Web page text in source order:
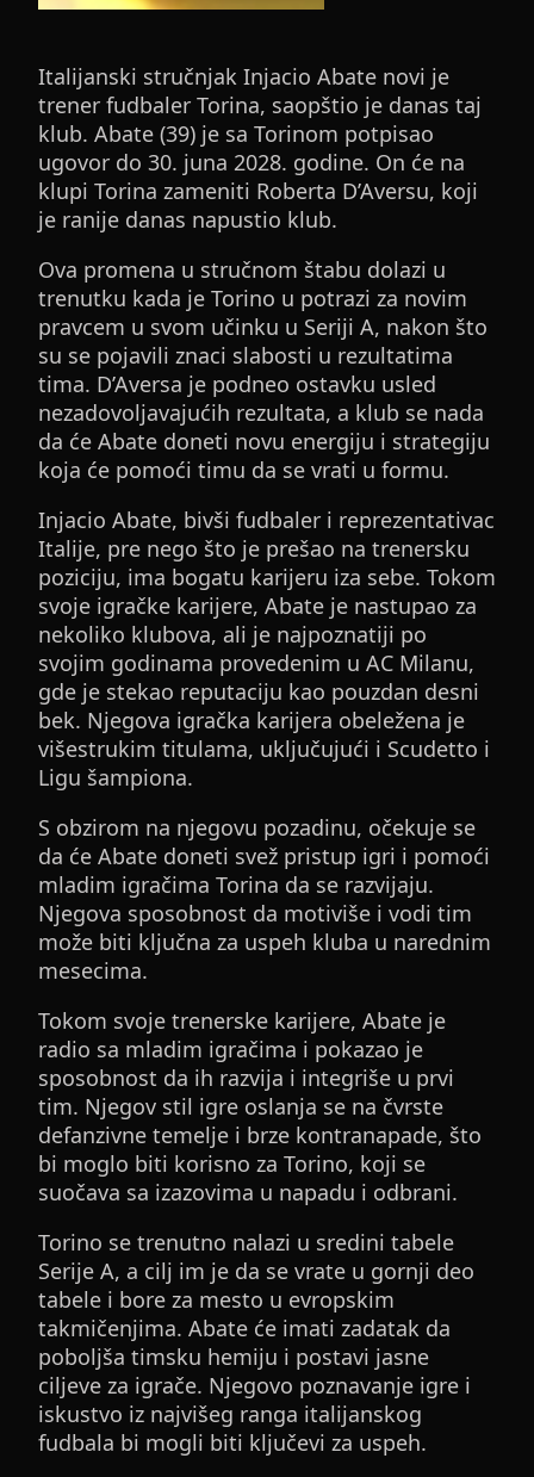
Italijanski stručnjak Injacio Abate novi je
trener fudbaler Torina, saopštio je danas taj
klub. Abate (39) je sa Torinom potpisao
ugovor do 30. juna 2028. godine. On će na
klupi Torina zameniti Roberta D’Aversu, koji
je ranije danas napustio klub.
Ova promena u stručnom štabu dolazi u
trenutku kada je Torino u potrazi za novim
pravcem u svom učinku u Seriji A, nakon što
su se pojavili znaci slabosti u rezultatima
tima. D’Aversa je podneo ostavku usled
nezadovoljavajućih rezultata, a klub se nada
da će Abate doneti novu energiju i strategiju
koja će pomoći timu da se vrati u formu.
Injacio Abate, bivši fudbaler i reprezentativac
Italije, pre nego što je prešao na trenersku
poziciju, ima bogatu karijeru iza sebe. Tokom
svoje igračke karijere, Abate je nastupao za
nekoliko klubova, ali je najpoznatiji po
svojim godinama provedenim u AC Milanu,
gde je stekao reputaciju kao pouzdan desni
bek. Njegova igračka karijera obeležena je
višestrukim titulama, uključujući i Scudetto i
Ligu šampiona.
S obzirom na njegovu pozadinu, očekuje se
da će Abate doneti svež pristup igri i pomoći
mladim igračima Torina da se razvijaju.
Njegova sposobnost da motiviše i vodi tim
može biti ključna za uspeh kluba u narednim
mesecima.
Tokom svoje trenerske karijere, Abate je
radio sa mladim igračima i pokazao je
sposobnost da ih razvija i integriše u prvi
tim. Njegov stil igre oslanja se na čvrste
defanzivne temelje i brze kontranapade, što
bi moglo biti korisno za Torino, koji se
suočava sa izazovima u napadu i odbrani.
Torino se trenutno nalazi u sredini tabele
Serije A, a cilj im je da se vrate u gornji deo
tabele i bore za mesto u evropskim
takmičenjima. Abate će imati zadatak da
poboljša timsku hemiju i postavi jasne
ciljeve za igrače. Njegovo poznavanje igre i
iskustvo iz najvišeg ranga italijanskog
fudbala bi mogli biti ključevi za uspeh.